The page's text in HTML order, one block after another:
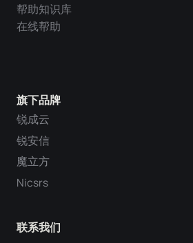
旗下品牌
锐成云
锐安信
魔立方
Nicsrs
联系我们
帮助知识库
在线帮助